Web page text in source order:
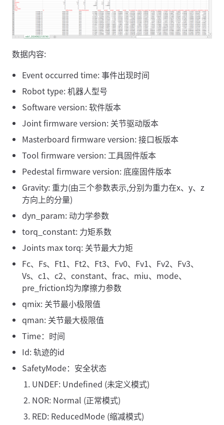
数据内容:
Event occurred time: 事件出现时间
Robot type: 机器人型号
Software version: 软件版本
Joint firmware version: 关节驱动版本
Masterboard firmware version: 接口板版本
Tool firmware version: 工具固件版本
Pedestal firmware version: 底座固件版本
Gravity: 重力(由三个参数表示,分别为重力在x、y、z
方向上的分量)
dyn_param: 动力学参数
torq_constant: 力矩系数
Joints max torq: 关节最大力矩
Fc、Fs、Ft1、Ft2、Ft3、Fv0、Fv1、Fv2、Fv3、
Vs、c1、c2、constant、frac、miu、mode、
pre_friction均为摩擦力参数
qmix: 关节最小极限值
qman: 关节最大极限值
Time：时间
Id: 轨迹的id
SafetyMode：安全状态
UNDEF: Undefined (未定义模式)
NOR: Normal (正常模式)
RED: ReducedMode (缩减模式)